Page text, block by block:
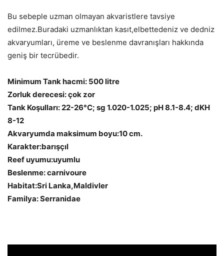
Bu sebeple uzman olmayan akvaristlere tavsiye
edilmez.Buradaki uzmanlıktan kasıt,elbettedeniz ve dedniz
akvaryumları, üreme ve beslenme davranışları hakkında
geniş bir tecrübedir.
Minimum Tank hacmi: 500 litre
Zorluk derecesi: çok zor
Tank Koşulları: 22-26°C; sg 1.020-1.025; pH 8.1-8.4; dKH
8-12
Akvaryumda maksimum boyu:10 cm.
Karakter:barışçıl
Reef uyumu:uyumlu
Beslenme: carnivoure
Habitat:Sri Lanka,Maldivler
Familya: Serranidae